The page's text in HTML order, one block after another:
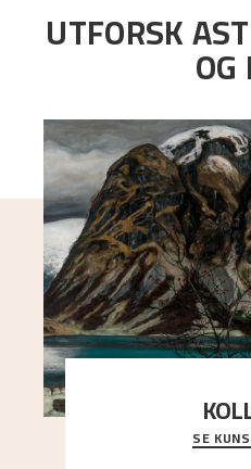
UTFORSK
Et ruvende fjell
sterk kontrast til det
SE